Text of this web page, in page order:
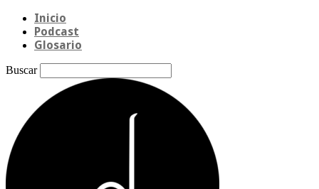
Inicio
Podcast
Glosario
Buscar